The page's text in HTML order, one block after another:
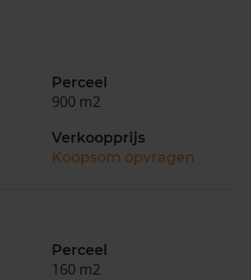
Perceel
900 m2
Verkoopprijs
Koopsom opvragen
Perceel
160 m2